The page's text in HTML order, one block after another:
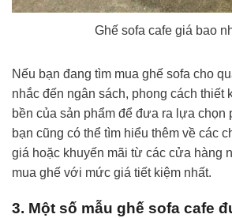
Ghế sofa cafe giá bao
Nếu bạn đang tìm mua ghế sofa cho
nhắc đến ngân sách, phong cách thiết
bền của sản phẩm để đưa ra lựa chọn
bạn cũng có thể tìm hiểu thêm về các
giá hoặc khuyến mãi từ các cửa hàng
mua ghế với mức giá tiết kiệm nhất.
3. Một số mẫu ghế sofa cafe